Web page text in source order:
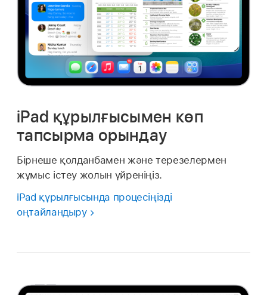
iPad құрылғысымен көп
тапсырма орындау
Бірнеше қолданбамен және терезелермен
жұмыс істеу жолын үйреніңіз.
iPad құрылғысында процесіңізді
оңтайландыру